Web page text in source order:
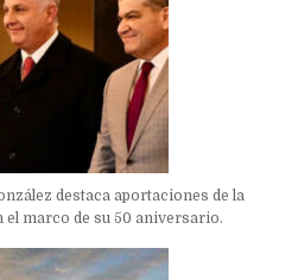
destaca aportaciones de la
el marco de su 50 aniversario.